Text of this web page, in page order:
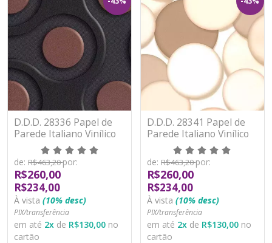
D.D.D. 28336 Papel de
Parede Italiano Vinílico
Lavável
de: R$463,20por:
R$260,00
R$234,00
À vista (10% desc)
PIX/transferência
em até 2x de R$130,00 no
cartão
D.D.D. 28341 Papel de
Parede Italiano Vinílico
Lavável
de: R$463,20por:
R$260,00
R$234,00
À vista (10% desc)
PIX/transferência
em até 2x de R$130,00 no
cartão